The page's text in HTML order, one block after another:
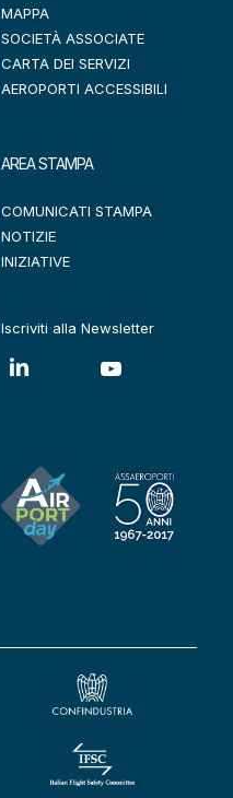
MAPPA
SOCIETÀ ASSOCIATE
CARTA DEI SERVIZI
AEROPORTI ACCESSIBILI
AREA STAMPA
COMUNICATI STAMPA
NOTIZIE
INIZIATIVE
Iscriviti alla Newsletter